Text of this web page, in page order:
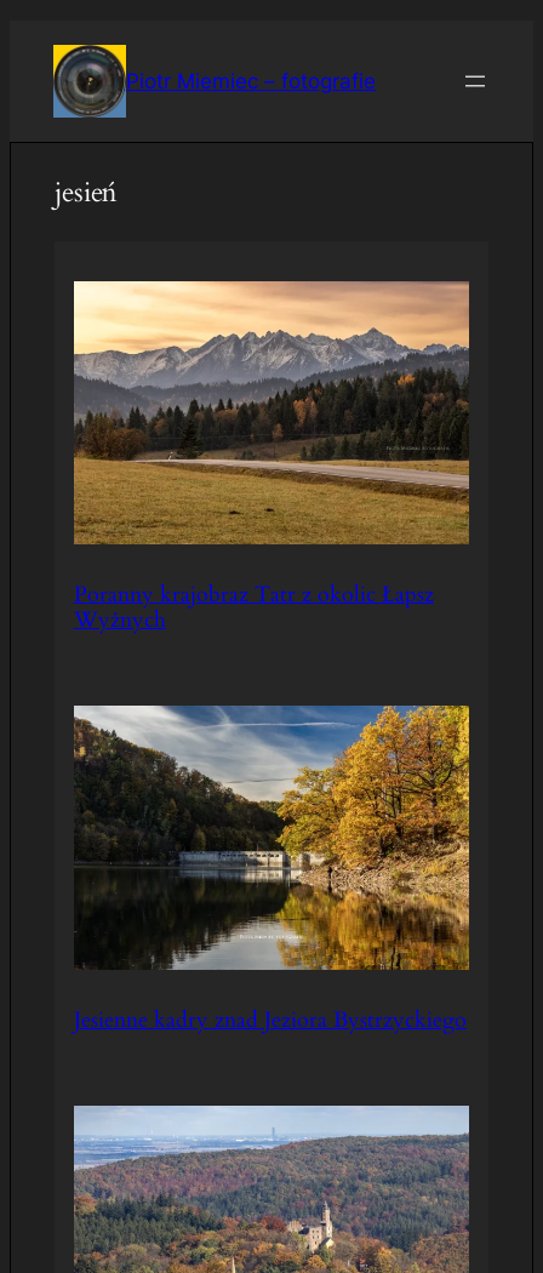
treści
Piotr Miemiec – fotografie
jesień
Poranny krajobraz Tatr z okolic Łapsz
Wyżnych
Jesienne kadry znad Jeziora Bystrzyckiego